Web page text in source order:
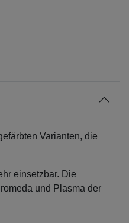
Varianten, die
einsetzbar. Die
und Plasma der